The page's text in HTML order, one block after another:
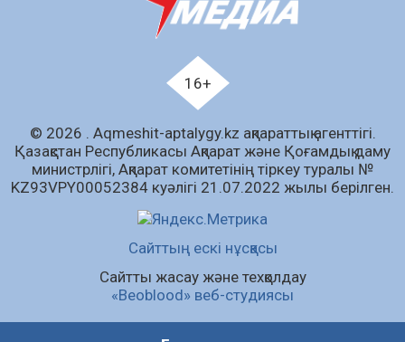
«Дауыс беру учаскесін қалай табуға болады?»￼
Қазақстандықтар Құрылтай сайлауынан
жақсылық күтеді – қоғамдық пікір зерттеуі
Барлық жаңалық
16+
© 2026 . Аqmeshit-aptalygy.kz ақпараттық агенттігі.
Қазақстан Республикасы Ақпарат және Қоғамдық даму
министрлігі, Ақпарат комитетінің тіркеу туралы №
KZ93VPY00052384 куәлігі 21.07.2022 жылы берілген.
Сайттың ескі нұсқасы
Сайтты жасау және техқолдау
«Beoblood» веб-студиясы